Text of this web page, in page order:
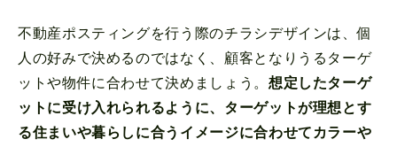
不動産ポスティングを行う際のチラシデザインは、個
人の好みで決めるのではなく、顧客となりうるターゲ
ットや物件に合わせて決めましょう。 想定したターゲ
ットに受け入れられるように、ターゲットが理想とす
る住まいや暮らしに合うイメージに合わせてカラーや